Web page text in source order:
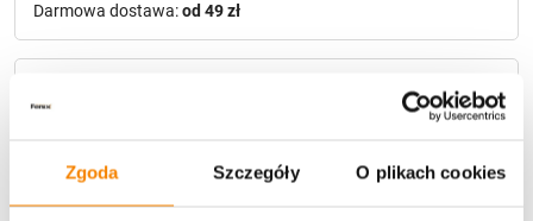
Zgoda Szczegóły O plikach cookies
Darmowa dostawa:od 49 zł